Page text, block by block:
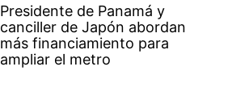
Presidente de Panamá y
canciller de Japón abordan
más financiamiento para
ampliar el metro